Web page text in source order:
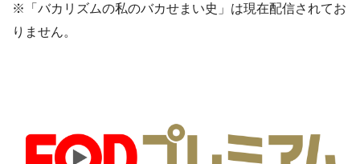
※「バカリズムの私のバカせまい史」は現在配信されてお
りません。